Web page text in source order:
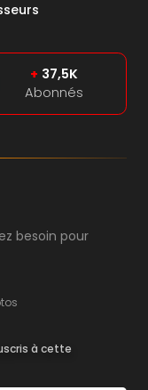
+ 37,5K
Abonnés
besoin pour
à cette